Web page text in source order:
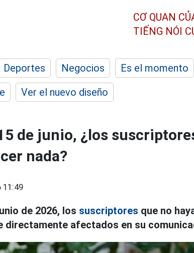
CƠ QUAN
TIẾNG NÓI
Deportes Negocios Es el momento
Ver el nuevo diseño
de junio, ¿los
nada?
11:49
de 2026, los suscriptores que no
directamente afectados en su